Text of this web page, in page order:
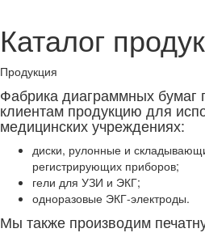
Каталог
Продукция
Фабрика диаграммных бумаг
клиентам продукцию для
медицинских учреждениях:
диски, рулонные и
регистрирующих приборов;
гели для УЗИ и ЭКГ;
одноразовые ЭКГ-электроды.
Мы также производим